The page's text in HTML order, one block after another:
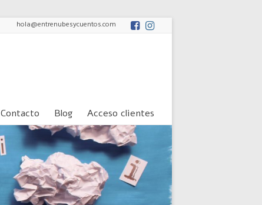
hola@entrenubesycuentos.com
Contacto Blog Acceso clientes